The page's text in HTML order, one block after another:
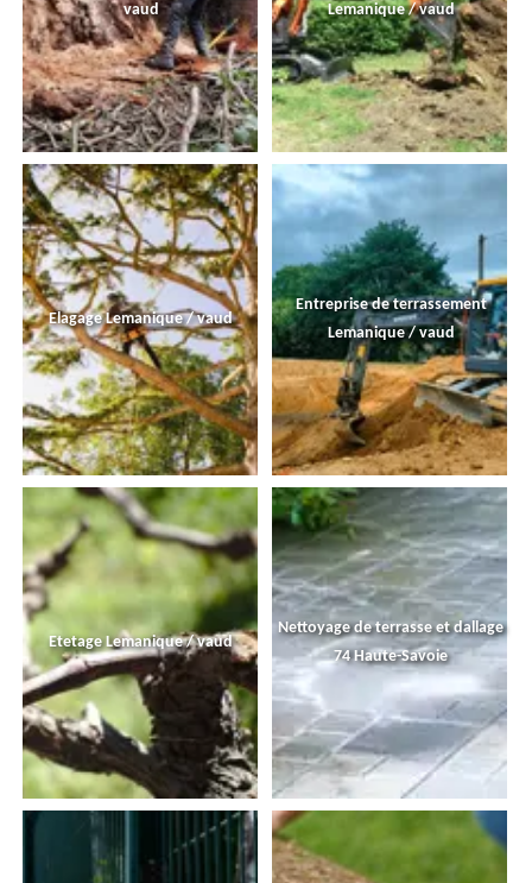
vaud
Lemanique / vaud
Elagage Lemanique / vaud
Entreprise de terrassement
Lemanique / vaud
Etetage Lemanique / vaud
Nettoyage de terrasse et dallage
74 Haute-Savoie